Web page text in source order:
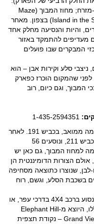
מחוז המחטים (Needles District) בדרום-מזרח; מחוז המבוך (Maze
District) במערב; ואזור האי שבשמים (Island in the Sky) בצפון. מאחר
והיות והנסיעה מחלק אחד
מעדיפים להתמקד באזור
המבקרים שבו פועלים
ניצבי סלע וקירות אבן – הוא
שהמקום הוכרז כפארק
המבוך, וגם כיום, רוב
אל מחוז המחטים ניתן להגיע בנסיעה דרומה ממואב, בכביש 191. לאחר
כשישים קילומטר פונים ימינה (מערבה) בכביש 211, ונוסעים 56
למחוז המבוך, גם כאן יש
אולם הצורות הדומיננטית הן
שנוצרו כתוצאה מסחיפה
בשכבת הסלע, וגשם, רוח
כדי להגיע לרוב הקשתות המעניינות, יש לנסוע ברכב 4X4 בדרכי עפר, או
לצעוד בשבילי ההליכה. אחד השבילים הללו, היוצא מ-Elephant Hill
Trailhead, מאפשר להגיע ל-Grand View Overlook – נקודת תצפית